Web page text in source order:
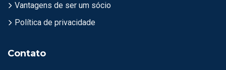
Vantagens de ser um sócio
Política de privacidade
Contato